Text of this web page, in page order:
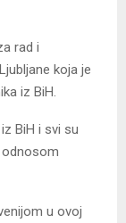
rad i
koja je
iz BiH.
BiH i svi su
u ovoj